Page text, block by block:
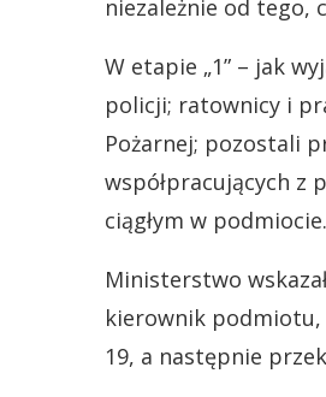
niezależnie od tego,
W etapie „1” – jak
policji; ratownicy i
Pożarnej; pozostali
współpracujących z
ciągłym w podmiocie.
Ministerstwo
kierownik podmiotu,
19, a następnie